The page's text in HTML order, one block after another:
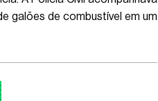
galões de combustível em um